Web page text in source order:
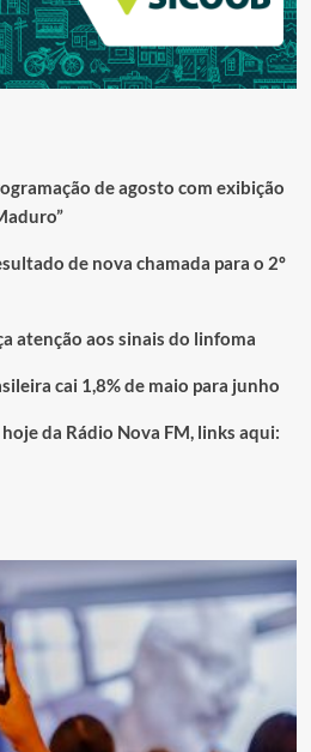
de agosto com exibição
de nova chamada para o 2º
atenção aos sinais do linfoma
cai 1,8% de maio para junho
da Rádio Nova FM, links aqui: